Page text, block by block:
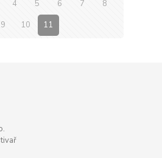
4 5 6 7
8
9
10 11